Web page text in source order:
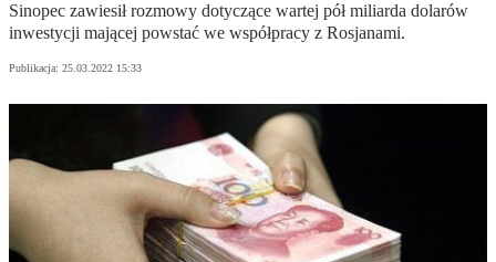
Sinopec zawiesił rozmowy dotyczące wartej pół miliarda dolarów
inwestycji mającej powstać we współpracy z Rosjanami.
Publikacja: 25.03.2022 15:33